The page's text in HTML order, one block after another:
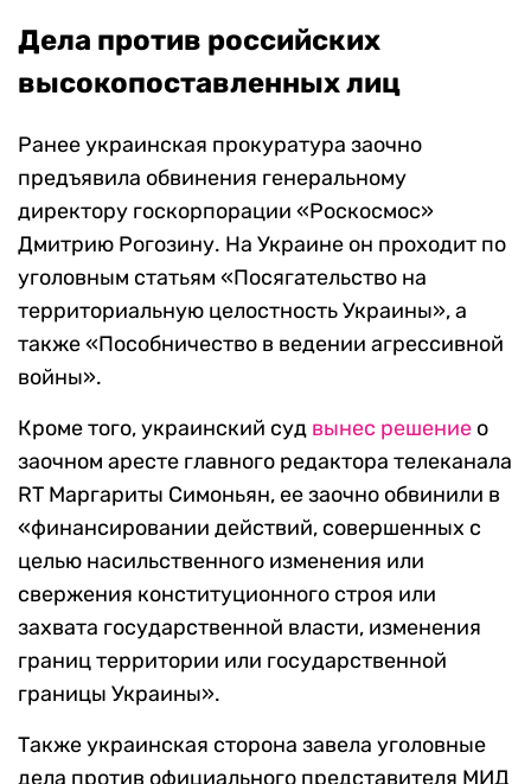
Дела против российских
высокопоставленных лиц
Ранее украинская прокуратура заочно
предъявила обвинения генеральному
директору госкорпорации «Роскосмос»
Дмитрию Рогозину. На Украине он проходит по
уголовным статьям «Посягательство на
территориальную целостность Украины», а
также «Пособничество в ведении агрессивной
войны».
Кроме того, украинский суд вынес решение о
заочном аресте главного редактора телеканала
RT Маргариты Симоньян, ее заочно обвинили в
«финансировании действий, совершенных с
целью насильственного изменения или
свержения конституционного строя или
захвата государственной власти, изменения
границ территории или государственной
границы Украины».
Также украинская сторона завела уголовные
дела против официального представителя МИД